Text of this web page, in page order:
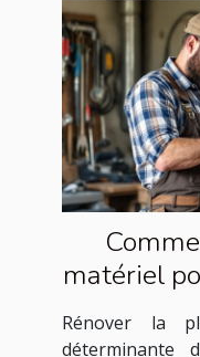
matériel
Rénover la
déterminante